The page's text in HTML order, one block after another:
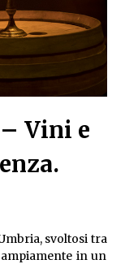
Vini e
svoltosi tra
in un